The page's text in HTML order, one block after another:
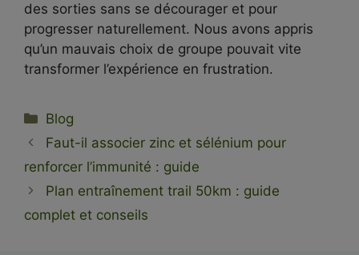
des sorties sans se décourager et pour
progresser naturellement. Nous avons appris
qu’un mauvais choix de groupe pouvait vite
transformer l’expérience en frustration.
Catégories
Blog
Faut-il associer zinc et sélénium pour
renforcer l’immunité : guide
Plan entraînement trail 50km : guide
complet et conseils